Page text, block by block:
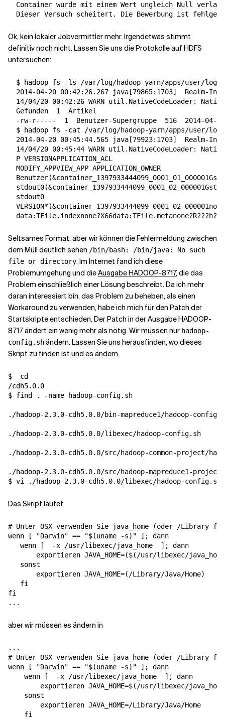
Container wurde mit einem Wert ungleich Null
Ok, kein lokaler Jobvermittler mehr. Irgendetwas stimmt
definitiv noch nicht. Lassen Sie uns die Protokolle auf HDFS
untersuchen:
$ hadoop fs -ls /var/log/hadoop-yarn/apps/user/
  2014-04-20 00:42:26.267 java
[79865:1703]
Realm-
14/04/20 00:42:26 WARN util.NativeCodeLoader:
  Gefunden
1
  Artikel
  -rw-r-----
1
  Benutzer-Supergruppe
516
2014-04-
$ hadoop fs -cat /var/log/hadoop-yarn/apps/user/
  2014-04-20 00:45:44.565 java
[79923:1703]
Realm-
14/04/20 00:45:44 WARN util.NativeCodeLoader:
  P VERSIONAPPLICATION_ACL
  MODIFY_APPVIEW_APP APPLICATION_OWNER
  Benutzer
(&
  stdout0
(&
  stdout0
  VERSION*
(&
Seltsames Format, aber wir können die Fehlermeldung zwischen
dem Müll deutlich sehen /bin/bash: /bin/java: No such
file or directory. Im Internet fand ich diese
Problemumgehung und dieAusgabe HADOOP-8717, die das
Problem einschließlich einer Lösung beschreibt. Da ich mehr
daran interessiert bin, das Problem zu beheben, als einen
Workaround zu verwenden, habe ich mich für den Patch der
Startskripte entschieden. Der Patch in der Ausgabe HADOOP-
8717 ändert ein wenig mehr als nötig. Wir müssen nur hadoop-
config.shändern. Lassen Sie uns herausfinden, wo dieses
Skript zu finden ist und es ändern.
$ cd
/cdh5.0.0
$ find . -name hadoop-config.sh
./hadoop-2.3.0-cdh5.0.0/bin-mapreduce1/hadoop-
./hadoop-2.3.0-cdh5.0.0/libexec/hadoop-config.sh
./hadoop-2.3.0-cdh5.0.0/src/hadoop-common-project/
./hadoop-2.3.0-cdh5.0.0/src/hadoop-mapreduce1-
Das Skript lautet
# Unter OSX verwenden Sie java_home (oder /Library
wenn
[ "Darwin" == "$(uname -s) " ] ;
dann
wenn
[
  -x /usr/libexec/java_home
] ;
dann
exportieren JAVA_HOME=($( /usr/libexec/java_home
sonst
exportieren JAVA_HOME=( /Library/Java/Home)
fi
fi
aber wir müssen es ändern in
# Unter OSX verwenden Sie java_home (oder /Library
wenn
[ "Darwin" == "$(uname -s) " ] ;
dann
wenn
[
  -x /usr/libexec/java_home
] ;
dann
exportieren JAVA_HOME=$( /usr/libexec/java_home
sonst
exportieren JAVA_HOME=/Library/Java/Home
fi